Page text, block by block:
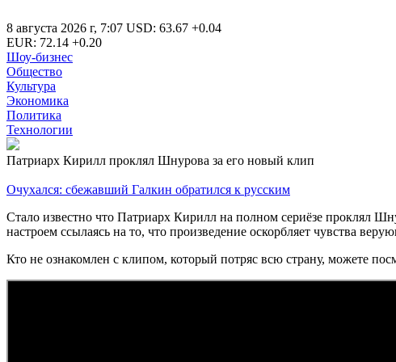
8 августа 2026 г, 7:07 USD: 63.67 +0.04
EUR: 72.14 +0.20
Шоу-бизнес
Общество
Культура
Экономика
Политика
Технологии
Патриарх Кирилл проклял Шнурова за его новый клип
Очухался: сбежавший Галкин обратился к русским
Стало известно что Патриарх Кирилл на полном сериёзе проклял
настроем ссылаясь на то, что произведение оскорбляет чувства
Кто не ознакомлен с клипом, который потряс всю страну, можете